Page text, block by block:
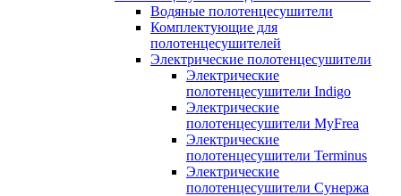
Водяные полотенцесушители
Комплектующие для
полотенцесушителей
Электрические полотенцесушители
Электрические
полотенцесушители Indigo
Электрические
полотенцесушители MyFrea
Электрические
полотенцесушители Terminus
Электрические
полотенцесушители Сунержа